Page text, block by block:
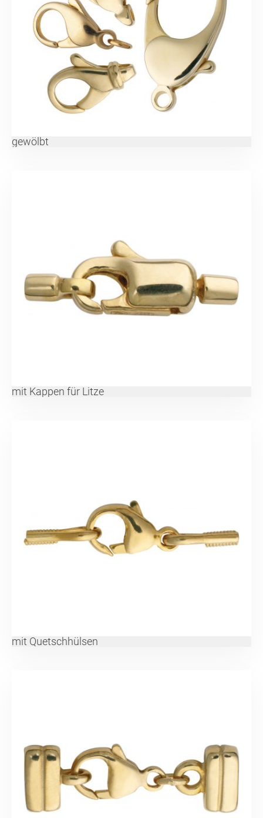
gewölbt
mit Kappen für Litze
mit Quetschhülsen